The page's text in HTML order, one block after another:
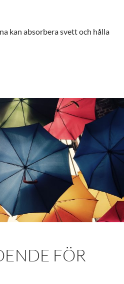
kan absorbera svett och hålla
FÖR